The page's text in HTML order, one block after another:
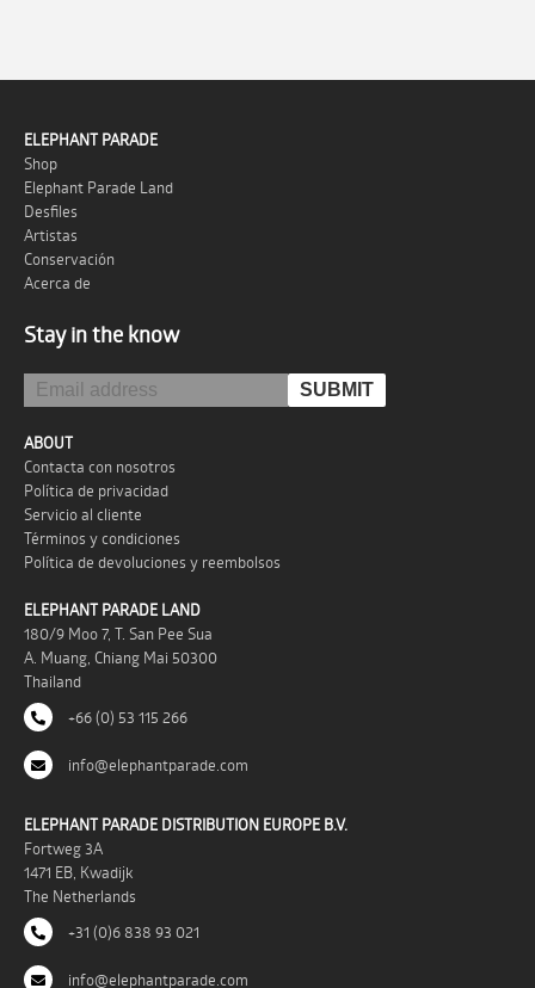
ELEPHANT PARADE
Shop
Elephant Parade Land
Desfiles
Artistas
Conservación
Acerca de
Stay in the know
ABOUT
Contacta con nosotros
Política de privacidad
Servicio al cliente
Términos y condiciones
Política de devoluciones y reembolsos
ELEPHANT PARADE LAND
180/9 Moo 7, T. San Pee Sua
A. Muang, Chiang Mai 50300
Thailand
+66 (0) 53 115 266
info@elephantparade.com
ELEPHANT PARADE DISTRIBUTION EUROPE B.V.
Fortweg 3A
1471 EB, Kwadijk
The Netherlands
+31 (0)6 838 93 021
info@elephantparade.com